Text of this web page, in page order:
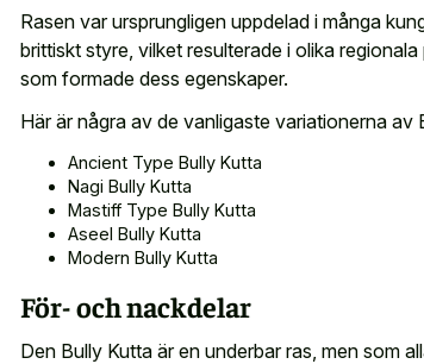
Rasen var ursprungligen uppdelad i många
brittiskt styre, vilket resulterade i olika
som formade dess egenskaper.
Här är några av de vanligaste variationerna av
Ancient Type Bully Kutta
Nagi Bully Kutta
Mastiff Type Bully Kutta
Aseel Bully Kutta
Modern Bully Kutta
För- och nackdelar
Den Bully Kutta är en underbar ras, men som